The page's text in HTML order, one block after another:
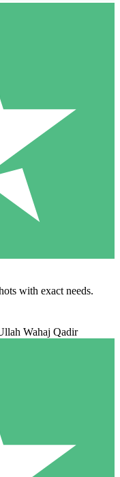
with exact needs.
Wahaj Qadir